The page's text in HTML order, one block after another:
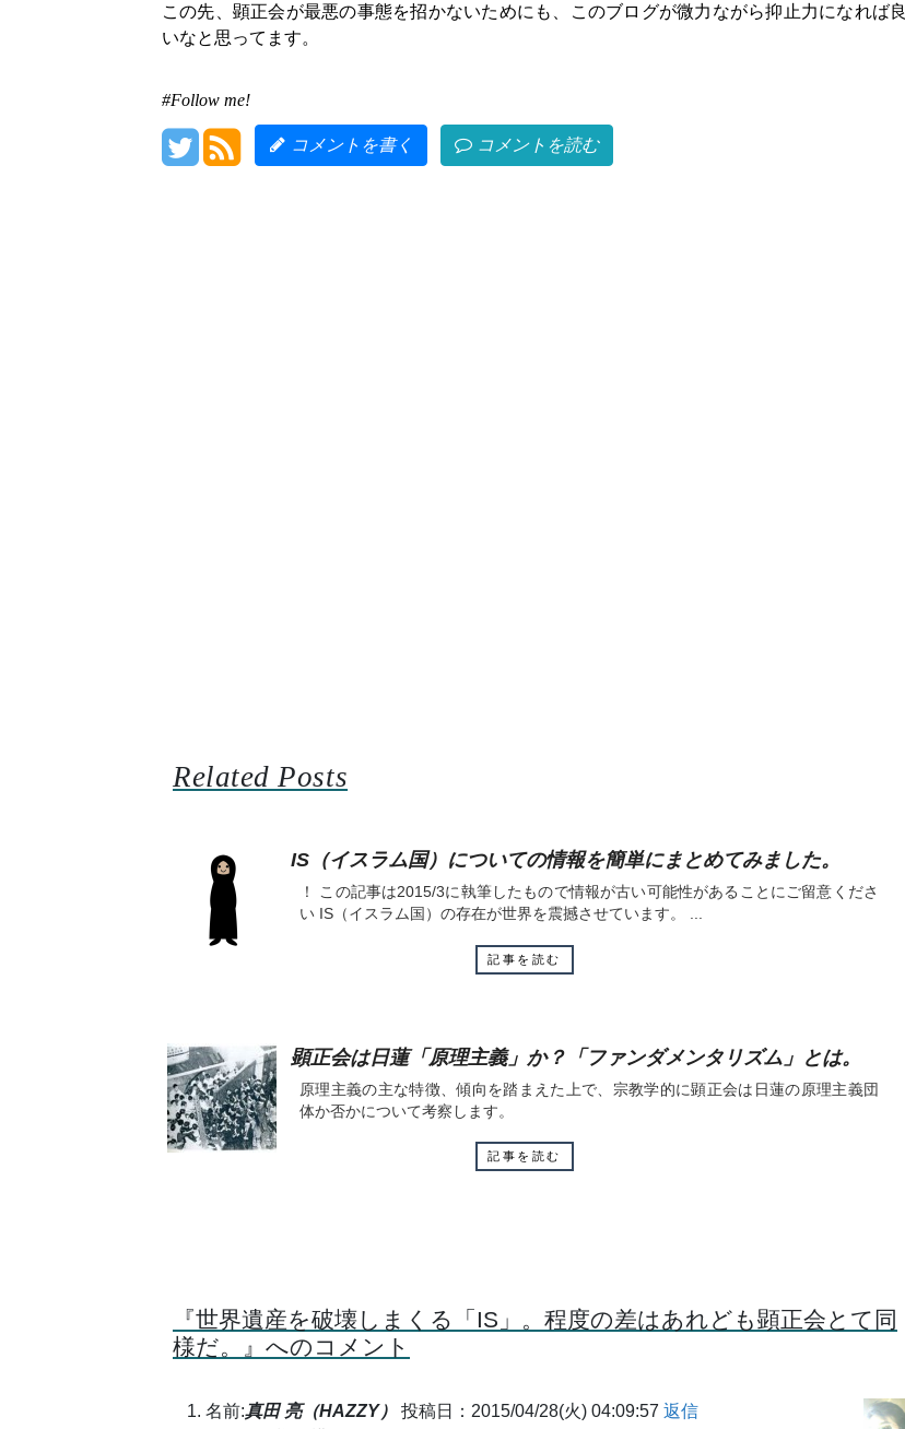
この先、顕正会が最悪の事態を招かないためにも、このブログが微力ながら抑止力になれば良
いなと思ってます。
#Follow me!
コメントを書く コメントを読む
Related Posts
IS（イスラム国）についての情報を簡単にまとめてみました。
！ この記事は2015/3に執筆したもので情報が古い可能性があることにご留意くださ
い IS（イスラム国）の存在が世界を震撼させています。 ...
記事を読む
顕正会は日蓮「原理主義」か？「ファンダメンタリズム」とは。
原理主義の主な特徴、傾向を踏まえた上で、宗教学的に顕正会は日蓮の原理主義団
体か否かについて考察します。
記事を読む
『世界遺産を破壊しまくる「IS」。程度の差はあれども顕正会とて同
様だ。』へのコメント
名前:真田 亮（HAZZY） 投稿日：2015/04/28(火) 04:09:57 返信